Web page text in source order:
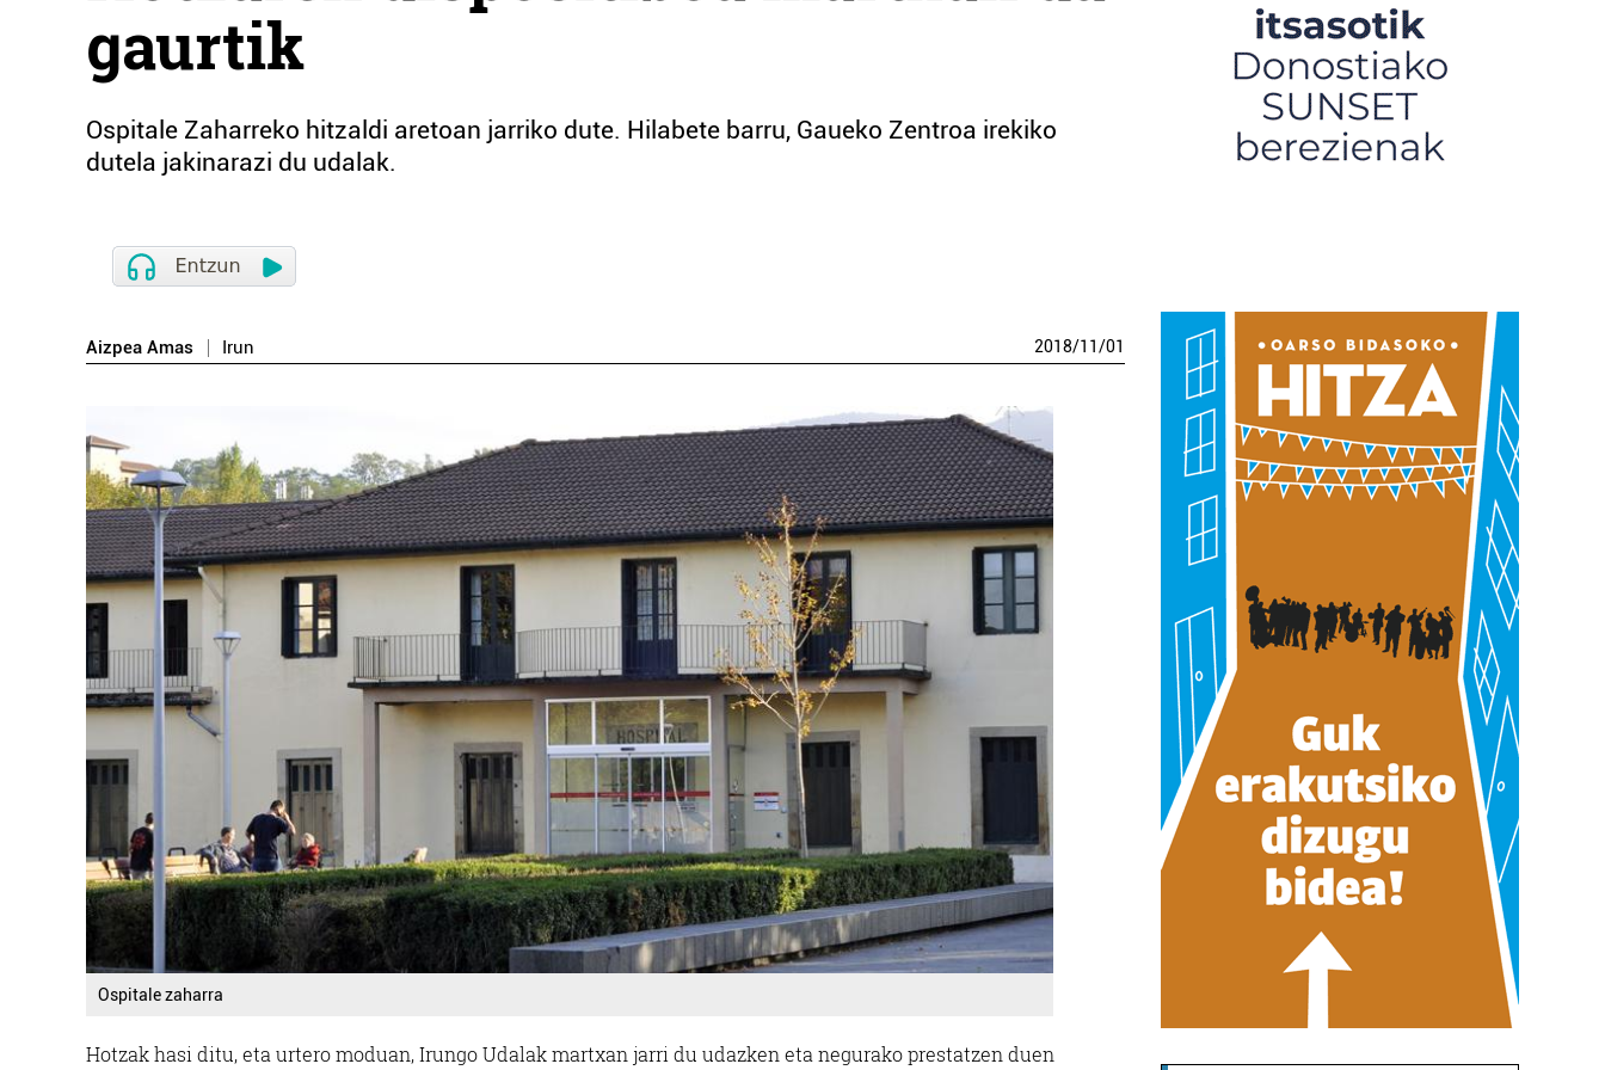
gaurtik
Ospitale Zaharreko hitzaldi aretoan jarriko dute. Hilabete barru, Gaueko Zentroa irekiko
dutela jakinarazi du udalak.
Aizpea Amas Irun 2018/11/01
Ospitale zaharra
Hotzak hasi ditu, eta urtero moduan, Irungo Udalak martxan jarri du udazken eta negurako prestatzen duen